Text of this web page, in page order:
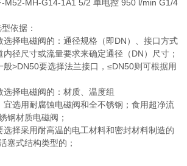
MH-G14-1A1 5/2 单电控 950 l/min G1/4
依据：
择电磁阀的：通径规格（即DN）、接口方式
尺寸或流量要求来确定通径（DN）尺寸；
>DN50要选择法兰接口，≤DN50则可根据用
择电磁阀的：材质、温度组
选用耐腐蚀电磁阀和全不锈钢；食用超净流
钢材质电磁阀；
择采用耐高温的电工材料和密封材料制造的
塞式结构类型的；